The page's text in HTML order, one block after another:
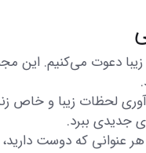
لحظات زیبا و خاص
جدیدی ببرد.
که دوست دارید،